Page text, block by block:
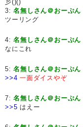
彡()()
3:名無しさん＠おーぷん
ツーリング
4:名無しさん＠おーぷん
なにこれ
5:名無しさん＠おーぷん
>>4 一面ダイスやぞ
7:名無しさん＠おーぷん
>>5 はえー